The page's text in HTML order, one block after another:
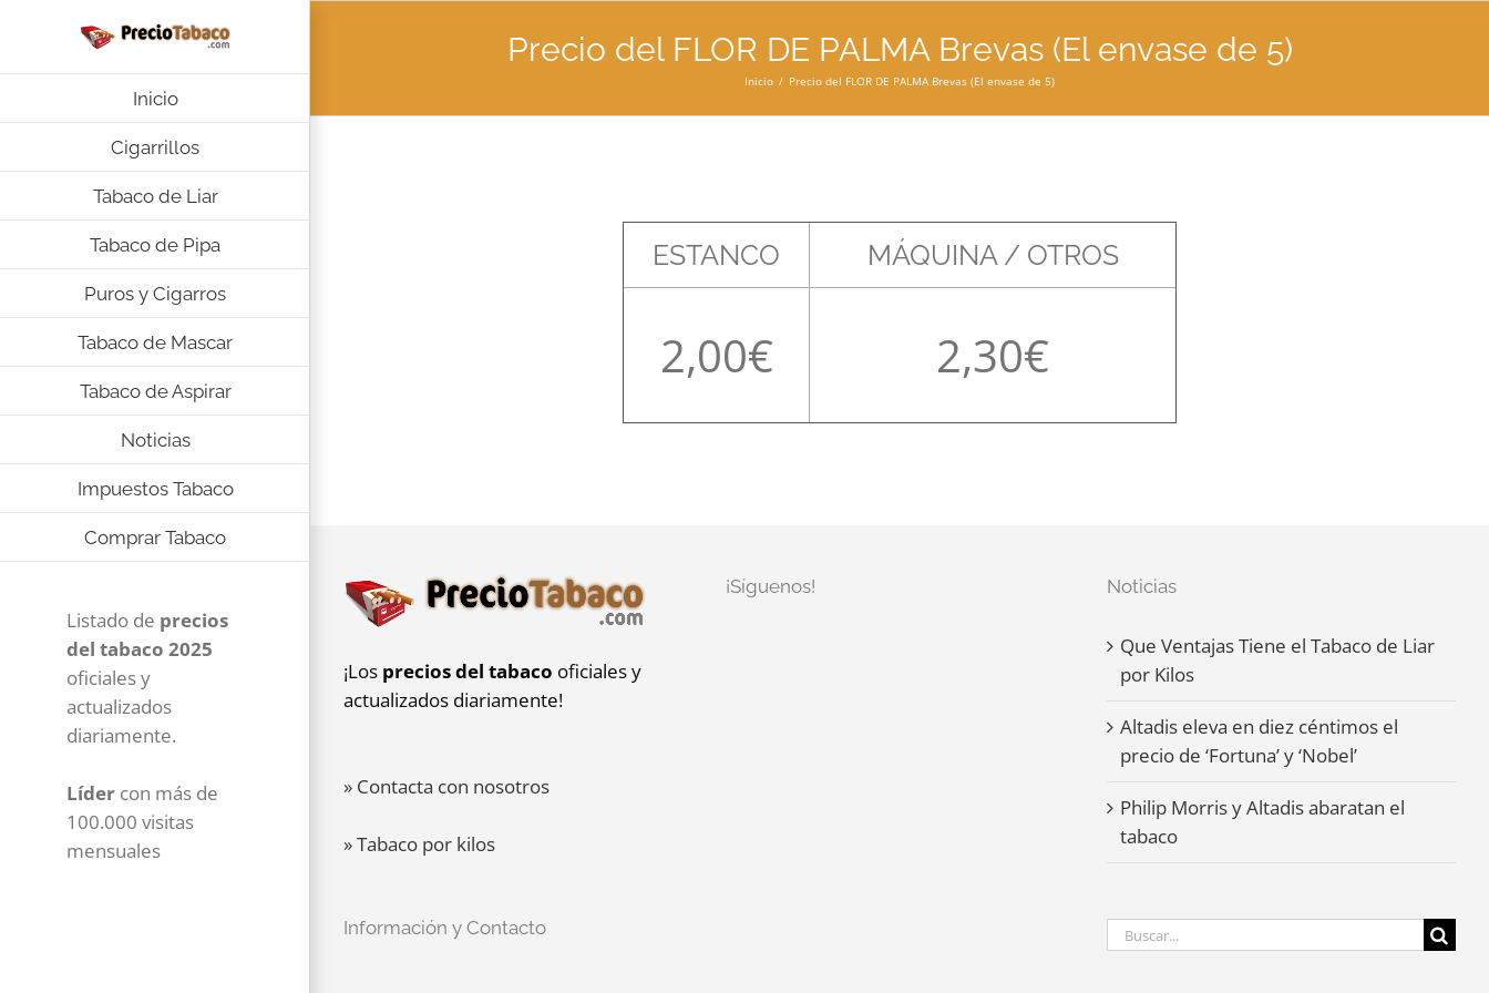
contenido
Inicio
Cigarrillos
Tabaco de Liar
Tabaco de Pipa
Puros y Cigarros
Tabaco de Mascar
Tabaco de Aspirar
Noticias
Impuestos Tabaco
Comprar Tabaco
Listado de precios
del tabaco 2025
oficiales y
actualizados
diariamente.
Líder con más de
100.000 visitas
mensuales
Precio del FLOR DE PALMA Brevas (El envase de 5)
Inicio Precio del FLOR DE PALMA Brevas (El envase de 5)
ESTANCO MÁQUINA / OTROS
2,00 2,30
¡Los precios del tabaco oficiales y
actualizados diariamente!
» Contacta con nosotros
» Tabaco por kilos
Información y Contacto
¡Síguenos! Noticias
Que Ventajas Tiene el Tabaco de Liar
por Kilos
Altadis eleva en diez céntimos el
precio de ‘Fortuna’ y ‘Nobel’
Philip Morris y Altadis abaratan el
tabaco
Buscar: